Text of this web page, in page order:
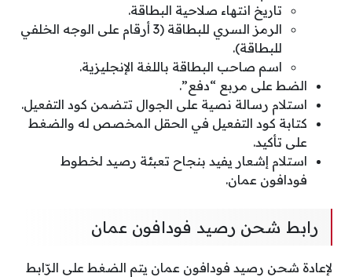
تاريخ انتهاء صلاحية البطاقة.
الرمز السري للبطاقة (3 أرقام على الوجه الخلفي
للبطاقة).
اسم صاحب البطاقة باللغة الإنجليزية.
الضط على مربع “دفع”.
استلام رسالة نصية على الجوال تتضمن كود التفعيل.
كتابة كود التفعيل في الحقل المخصص له والضغط
على تأكيد.
استلام إشعار يفيد بنجاح تعبئة رصيد لخطوط
فودافون عمان.
رابط شحن رصيد فودافون عمان
لإعادة شحن رصيد فودافون عمان يتم الضغط على الرّابط